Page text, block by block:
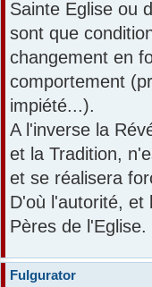
Sainte Eglise ou
sont que
changement en
comportement
impiété...).
A l'inverse la
et la Tradition,
et se réalisera
D'où l'autorité, et
Pères de l'Eglise.
Fulgurator